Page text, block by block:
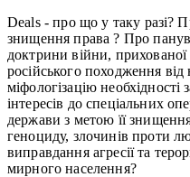
Deals - про що у таку разі?
знищення права ? Про
доктрини війни,
російського походження від
міфологізацію
інтересів до спеціальних
держави з метою її
геноциду, злочинів проти
виправдання агресії та
мирного населення?